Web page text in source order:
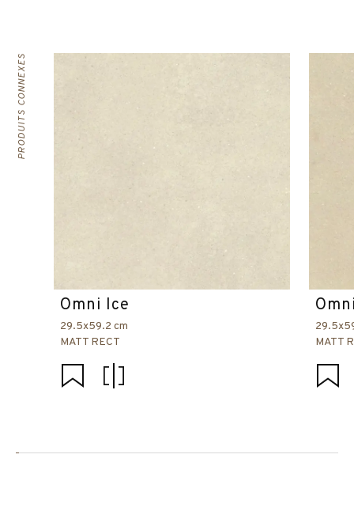
PRODUITS CONNEXES
Omni Ice
29.5x59.2 cm
MATT RECT
MATT